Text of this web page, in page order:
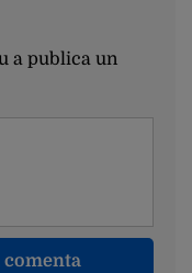
a publica un